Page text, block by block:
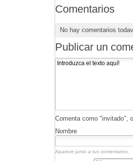
Comentarios
No hay comentarios
Publicar un
Comenta como "invitado",
Nombre
Aparece junto a tus comentarios.